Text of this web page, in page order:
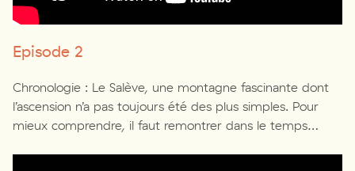
Episode 2
Chronologie : Le Salève, une montagne fascinante dont
l’ascension n’a pas toujours été des plus simples. Pour
mieux comprendre, il faut remontrer dans le temps…